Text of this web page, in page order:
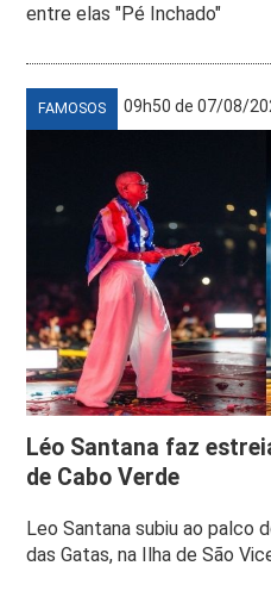
entre elas "Pé Inchado"
FAMOSOS 09h50 de 07/08/
Léo Santana faz
de Cabo Verde
Leo Santana subiu ao palco
das Gatas, na Ilha de São